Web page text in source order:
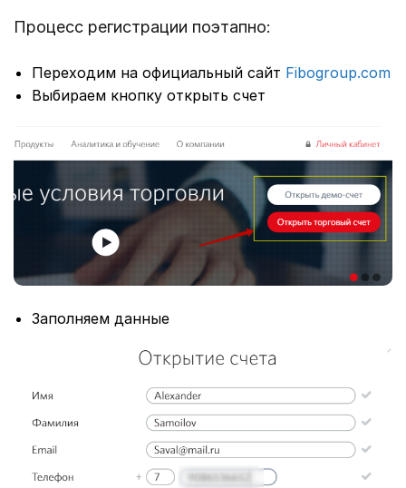
Процесс регистрации поэтапно:
Переходим на официальный сайт Fibogroup.com
Выбираем кнопку открыть счет
Заполняем данные